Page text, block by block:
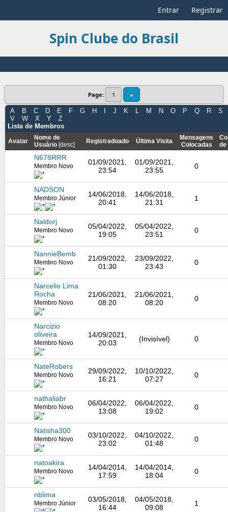
Entrar Registrar
Spin Clube do Brasil
Page: 1 »
A B C D E F G H J K M N O P Q R
S
V
W X Y
Z
Lista de Membros
Avatar
Nome de
Usuário [desc] Registradoado Última Visita
Mensagens
Colocadas
de
N678RRR
Membro Novo
01/09/2021,
23:54
01/09/2021,
23:55
0
NADSON
Membro Júnior
14/06/2018,
20:41
14/06/2018,
21:31
1
Naldorj
Membro Novo
05/04/2022,
19:05
05/04/2022,
23:51
0
NannieBemb
Membro Novo
21/09/2022,
01:30
23/09/2022,
23:43
0
Narcelio Lima
Rocha
Membro Novo
21/06/2021,
08:20
21/06/2021,
08:20
0
Narcizio
oliveira
Membro Novo
14/09/2021,
20:03
(Invisível) 0
NateRobers
Membro Novo
29/09/2022,
16:21
10/10/2022,
07:27
0
nathaliabr
Membro Novo
06/04/2022,
13:08
06/04/2022,
19:02
0
Natisha300
Membro Novo
03/10/2022,
23:02
04/10/2022,
01:48
0
natoakira
Membro Novo
14/04/2014,
17:59
14/04/2014,
18:04
0
nblima
Membro Júnior
03/05/2018,
16:44
04/05/2018,
09:08
1